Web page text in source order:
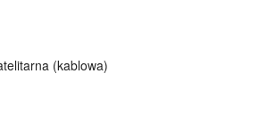
(kablowa)